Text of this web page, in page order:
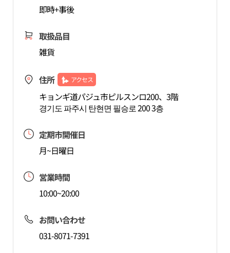
即時+事後
取扱品目
雑貨
住所 アクセス
キョンギ道パジュ市ピルスンロ200、3階
경기도 파주시 탄현면 필승로 200 3층
定期市開催日
月~日曜日
営業時間
10:00~20:00
お問い合わせ
031-8071-7391